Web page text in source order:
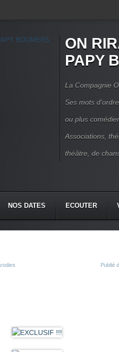
ON
PAPY
La Compagnie
Ses mots
ou plus
Associations,
théâtre, de
NOS DATES ECOUTER
Publié